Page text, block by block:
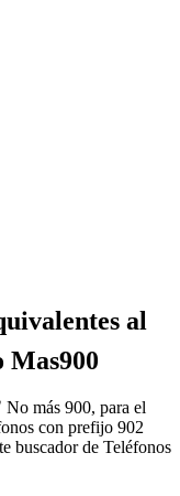
al
Mas900
No más 900, para el
con prefijo 902
buscador de Teléfonos